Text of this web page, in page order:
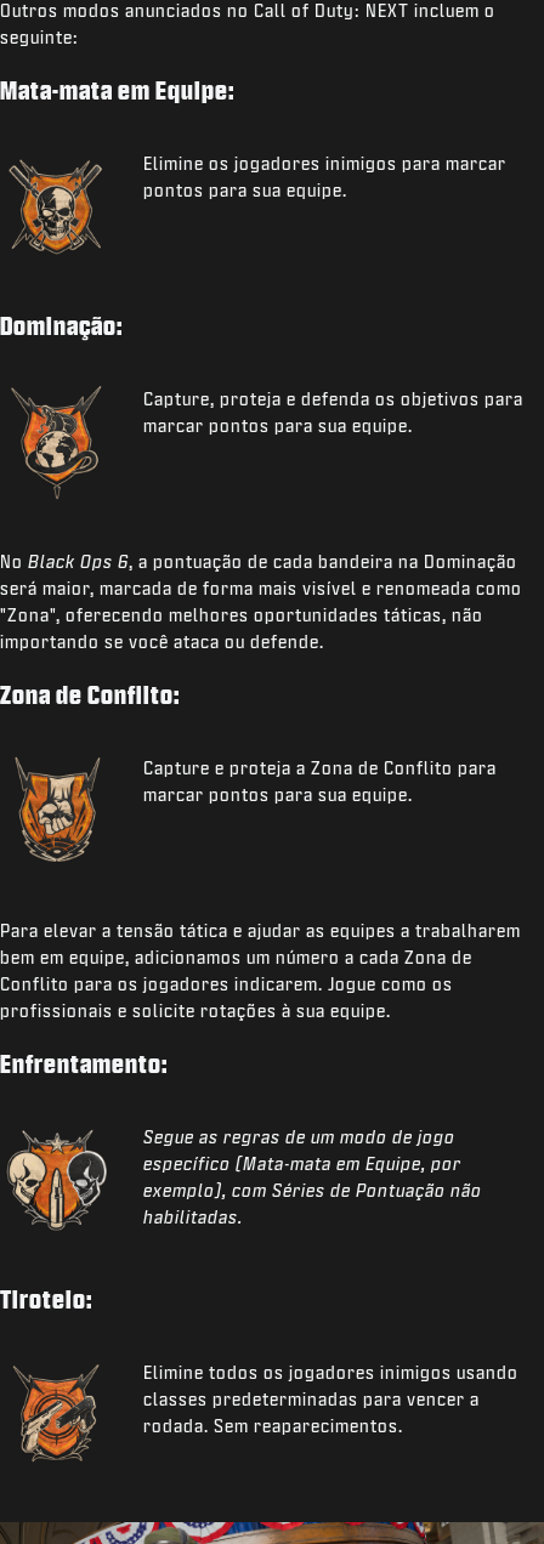
Outros modos anunciados no Call of Duty: NEXT incluem o
seguinte:
Mata-mata em Equipe:
Elimine os jogadores inimigos para marcar
pontos para sua equipe.
Dominação:
Capture, proteja e defenda os objetivos para
marcar pontos para sua equipe.
No Black Ops 6, a pontuação de cada bandeira na Dominação
será maior, marcada de forma mais visível e renomeada como
"Zona", oferecendo melhores oportunidades táticas, não
importando se você ataca ou defende.
Zona de Conflito:
Capture e proteja a Zona de Conflito para
marcar pontos para sua equipe.
Para elevar a tensão tática e ajudar as equipes a trabalharem
bem em equipe, adicionamos um número a cada Zona de
Conflito para os jogadores indicarem. Jogue como os
profissionais e solicite rotações à sua equipe.
Enfrentamento:
Segue as regras de um modo de jogo
específico (Mata-mata em Equipe, por
exemplo), com Séries de Pontuação não
habilitadas.
Tiroteio:
Elimine todos os jogadores inimigos usando
classes predeterminadas para vencer a
rodada. Sem reaparecimentos.